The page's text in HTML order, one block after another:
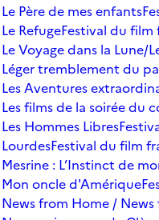
Père de mes enfants
RefugeFestival du film
Voyage dans la Lune/
tremblement du
Aventures
films de la soirée du
Hommes Libres
Festival du film
: L’Instinct de
oncle d'Amérique
from Home /